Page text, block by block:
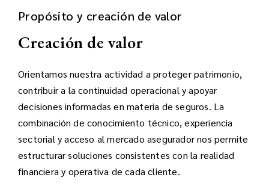
Propósito y creación de valor
Creación de valor
Orientamos nuestra actividad a proteger patrimonio,
contribuir a la continuidad operacional y apoyar
decisiones informadas en materia de seguros. La
combinación de conocimiento técnico, experiencia
sectorial y acceso al mercado asegurador nos permite
estructurar soluciones consistentes con la realidad
financiera y operativa de cada cliente.